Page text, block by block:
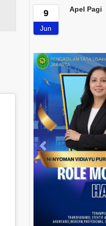
9
Jun
Apel Pagi
Previous